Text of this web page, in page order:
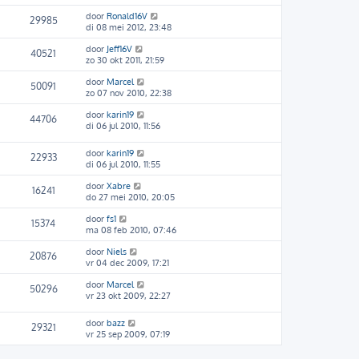
29985 door Ronald16V
di 08 mei 2012, 23:48
40521 door Jeff16V
zo 30 okt 2011, 21:59
50091 door Marcel
zo 07 nov 2010, 22:38
44706 door karin19
di 06 jul 2010, 11:56
22933 door karin19
di 06 jul 2010, 11:55
16241 door Xabre
do 27 mei 2010, 20:05
15374 door fs1
ma 08 feb 2010, 07:46
20876 door Niels
vr 04 dec 2009, 17:21
50296 door Marcel
vr 23 okt 2009, 22:27
29321 door bazz
vr 25 sep 2009, 07:19